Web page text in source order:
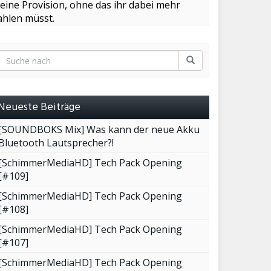
Provision, ohne das ihr dabei mehr
müsst.
Beiträge
Mix] Was kann der neue Akku
Lautsprecher?!
Tech Pack Opening
Tech Pack Opening
Tech Pack Opening
Tech Pack Opening